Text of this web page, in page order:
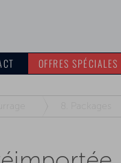
OFFRES SPÉCIALES